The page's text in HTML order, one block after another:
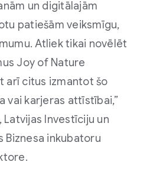
un digitālajām
patiešām veiksmīgu,
Atliek tikai novēlēt
Joy of Nature
arī citus izmantot šo
vai karjeras attīstībai,”
Latvijas Investīciju un
inkubatoru